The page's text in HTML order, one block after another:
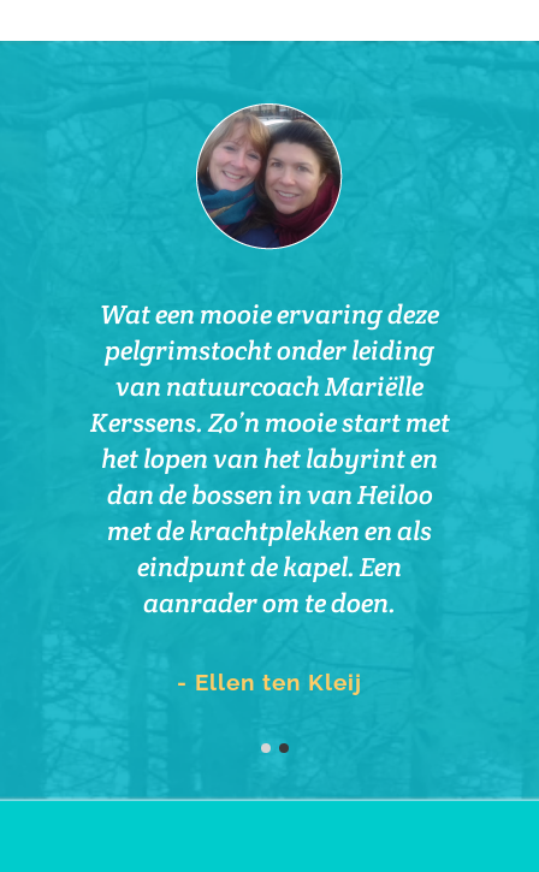
"Wat je dromen ook zijn, de
stappen die je moet zetten om
ze waar te maken zijn
- Gill Edwards
Wat een mooie ervaring deze
pelgrimstocht onder leiding
van natuurcoach Mariëlle
Kerssens. Zo’n mooie start met
het lopen van het labyrint en
dan de bossen in van Heiloo
met de krachtplekken en als
eindpunt de kapel. Een
aanrader om te doen.
- Ellen ten Kleij